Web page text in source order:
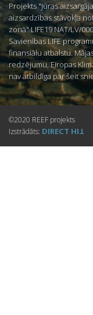
Projekts "Jūras
aizsardzības stāvokļa
zonā" LIFE19 NAT/LV/
Savienības LIFE
finansiālu atbalstu.
redzējumu, Eiropas
nav atbildīga par šeit
©2020 REEF projekts
Izstrādāts: DIRECT HIT